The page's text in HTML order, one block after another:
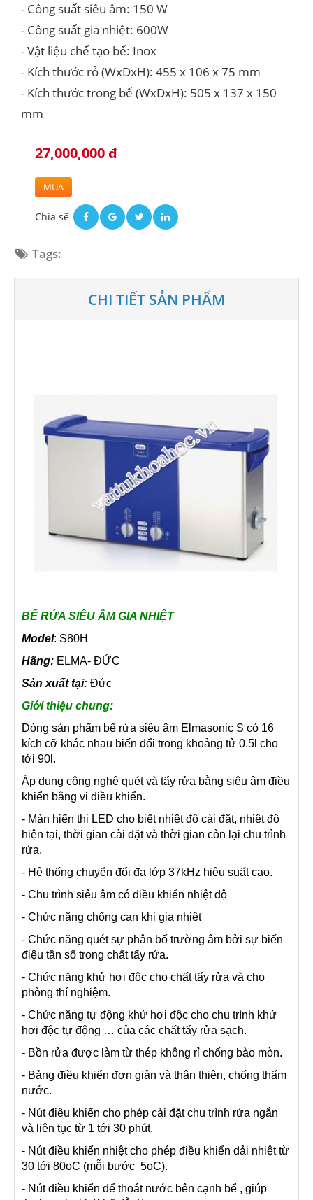
- Công suất siêu âm: 150 W
- Công suất gia nhiệt: 600W
- Vật liệu chế tạo bể: Inox
- Kích thước rỏ (WxDxH): 455 x 106 x 75 mm
- Kích thước trong bể (WxDxH): 505 x 137 x 150
mm
27,000,000 đ
MUA
Chia sẽ
Tags:
CHI TIẾT SẢN PHẨM
BỂ RỬA SIÊU ÂM GIA NHIỆT
Model: S80H
Hãng: ELMA- ĐỨC
Sản xuất tại: Đức
Giới thiệu chung:
Dòng sản phẩm bể rửa siêu âm Elmasonic S có 16
kích cỡ khác nhau biến đổi trong khoảng tử 0.5l cho
tới 90l.
Áp dụng công nghệ quét và tẩy rửa bằng siêu âm điều
khiển bằng vi điều khiển.
- Màn hiển thị LED cho biết nhiệt độ cài đặt, nhiệt độ
hiện tại, thời gian cài đặt và thời gian còn lại chu trình
rửa.
- Hệ thống chuyển đổi đa lớp 37kHz hiệu suất cao.
- Chu trình siêu âm có điều khiển nhiệt độ
- Chức năng chống cạn khi gia nhiệt
- Chức năng quét sự phân bố trường âm bởi sự biến
điệu tần số trong chất tẩy rửa.
- Chức năng khử hơi độc cho chất tẩy rửa và cho
phòng thí nghiệm.
- Chức năng tự động khử hơi độc cho chu trình khử
hơi độc tự động … của các chất tẩy rửa sạch.
- Bồn rửa được làm từ thép không rỉ chống bào mòn.
- Bảng điều khiển đơn giản và thân thiện, chống thấm
nước.
- Nút điêu khiển cho phép cài đặt chu trình rửa ngắn
và liên tục từ 1 tới 30 phút.
- Nút điều khiển nhiệt cho phép điều khiển dải nhiệt từ
30 tới 80oC (mỗi bước 5oC).
- Nút điều khiển để thoát nước bên cạnh bể , giúp